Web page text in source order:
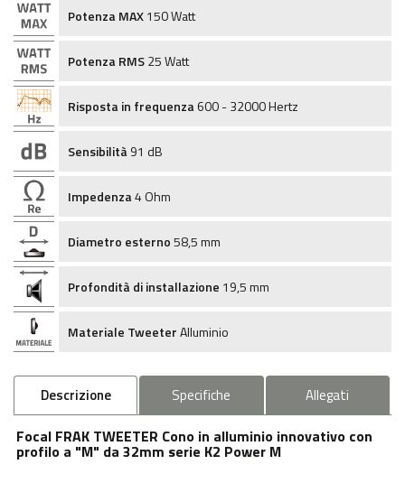
Potenza MAX150 Watt
Potenza RMS25 Watt
Risposta in frequenza600 - 32000 Hertz
Sensibilità91 dB
Impedenza4 Ohm
Diametro esterno58,5 mm
Profondità di installazione 19,5 mm
Materiale TweeterAlluminio
Descrizione Specifiche Allegati
Focal FRAK TWEETER Cono in alluminio innovativo con
profilo a "M" da 32mm serie K2 Power M